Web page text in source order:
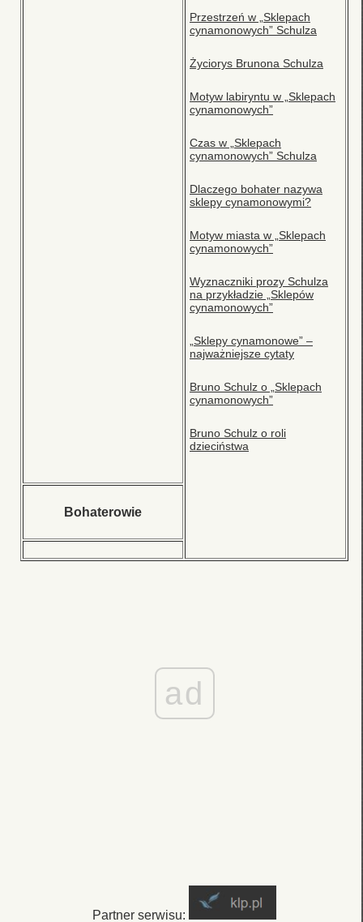
Przestrzeń w „Sklepach
cynamonowych” Schulza
Życiorys Brunona Schulza
Motyw labiryntu w „Sklepach
cynamonowych”
Czas w „Sklepach
cynamonowych” Schulza
Dlaczego bohater nazywa
sklepy cynamonowymi?
Motyw miasta w „Sklepach
cynamonowych”
Wyznaczniki prozy Schulza
na przykładzie „Sklepów
cynamonowych”
„Sklepy cynamonowe” –
najważniejsze cytaty
Bruno Schulz o „Sklepach
cynamonowych”
Bruno Schulz o roli
dzieciństwa
Bohaterowie
ad
Partner serwisu: